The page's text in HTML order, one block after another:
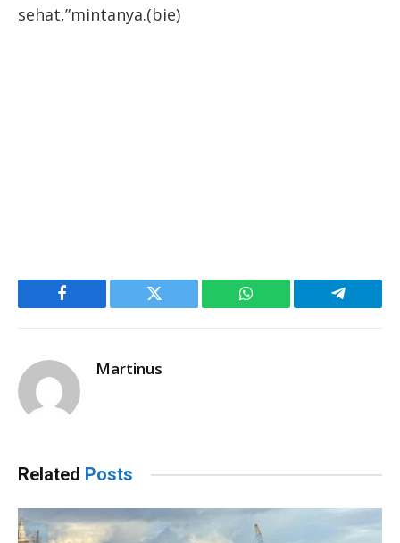
sehat,”mintanya.(bie)
Facebook Twitter WhatsApp Telegram
Martinus
Related Posts